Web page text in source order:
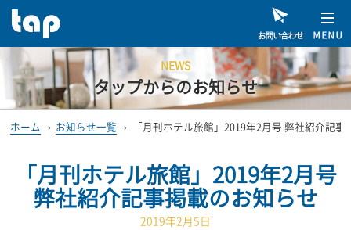
NEWS
タップからのお知らせ
ホーム › お知らせ一覧 › 「月刊ホテル旅館」2019年2月号 弊社紹介記
「月刊ホテル旅館」2019年2月号
弊社紹介記事掲載のお知らせ
2019年2月5日